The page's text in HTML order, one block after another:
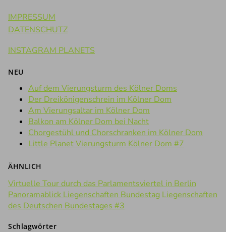
IMPRESSUM
DATENSCHUTZ
INSTAGRAM PLANETS
NEU
Auf dem Vierungsturm des Kölner Doms
Der Dreikönigenschrein im Kölner Dom
Am Vierungsaltar im Kölner Dom
Balkon am Kölner Dom bei Nacht
Chorgestühl und Chorschranken im Kölner Dom
Little Planet Vierungsturm Kölner Dom #7
ÄHNLICH
Virtuelle Tour durch das Parlamentsviertel in Berlin
Panoramablick Liegenschaften Bundestag Liegenschaften
des Deutschen Bundestages #3
Schlagwörter